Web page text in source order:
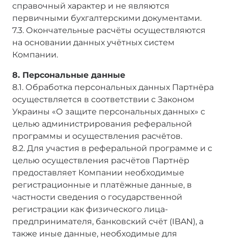
справочный характер и не являются
первичными бухгалтерскими документами.
7.3. Окончательные расчёты осуществляются
на основании данных учётных систем
Компании.
8. Персональные данные
8.1. Обработка персональных данных Партнёра
осуществляется в соответствии с Законом
Украины «О защите персональных данных» с
целью администрирования реферальной
программы и осуществления расчётов.
8.2. Для участия в реферальной программе и с
целью осуществления расчётов Партнёр
предоставляет Компании необходимые
регистрационные и платёжные данные, в
частности сведения о государственной
регистрации как физического лица-
предпринимателя, банковский счёт (IBAN), а
также иные данные, необходимые для